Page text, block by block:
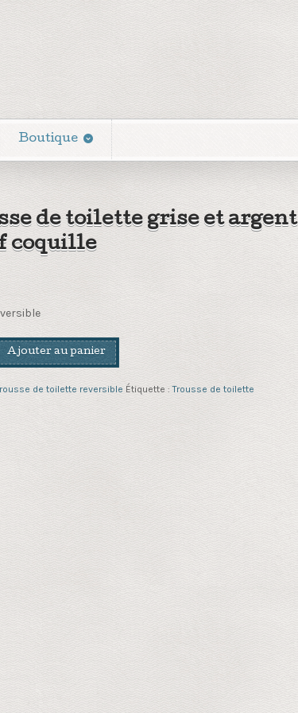
Boutique
de toilette grise et argent
coquille
Ajouter au panier
de toilette reversible Étiquette :Trousse de toilette